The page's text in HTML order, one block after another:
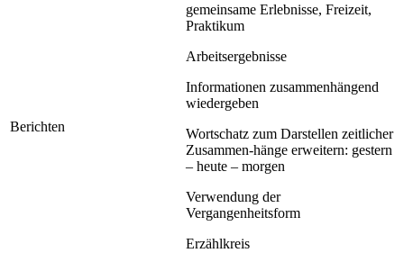
Berichten
gemeinsame Erlebnisse, Freizeit,
Praktikum
Arbeitsergebnisse
Informationen zusammenhängend
wiedergeben
Wortschatz zum Darstellen zeitlicher
Zusammen-hänge erweitern: gestern
– heute – morgen
Verwendung der
Vergangenheitsform
Erzählkreis